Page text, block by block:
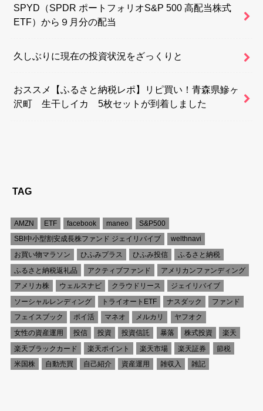
SPYD（SPDR ポートフォリオS&P 500 高配当株式
ETF）から９月分の配当
久しぶりに現在の投資状況をざっくりと
おススメ【ふるさと納税レポ】リピ買い！青森県鰺ヶ
沢町 生干しイカ 5枚セットが到着しました
TAG
AMZN ETF facebook maneo
S&P500
SBI中小型割安成長株ファンド ジェイリバイブ
welthnavi
お買い物マラソン
ひふみプラス ひふみ投信
ふるさと納税
ふるさと納税返礼品
アクティブファンド
アメリカンファンディング
アメリカ株
ウェルスナビ クラウドリース
ジェイリバイブ
ソーシャルレンディング
トライオートETF ナスダック
ファンド
フェイスブック
ポイ活 マネオ メルカリ
ヤフオク
女性の資産運用
投信 投資 投資信託 暴落 株式投資
楽天
楽天ブラックカード
楽天ポイント 楽天市場 楽天証券
節税
米国株
自動売買 自己紹介 資産運用 雑収入 雑記